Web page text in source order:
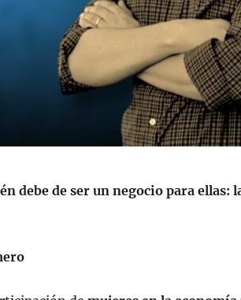
debe de ser un negocio para ellas: